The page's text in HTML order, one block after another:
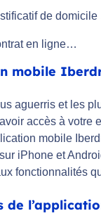
de domicile
en ligne…
mobile
aguerris et les
accès à votre
mobile
iPhone et
fonctionnalités
de